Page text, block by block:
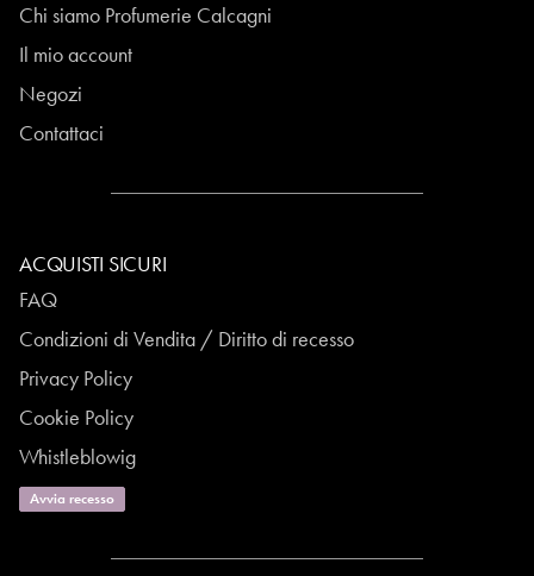
Chi siamo Profumerie Calcagni
Il mio account
Negozi
Contattaci
ACQUISTI SICURI
FAQ
Condizioni di Vendita / Diritto di recesso
Privacy Policy
Cookie Policy
Whistleblowig
Avvia recesso